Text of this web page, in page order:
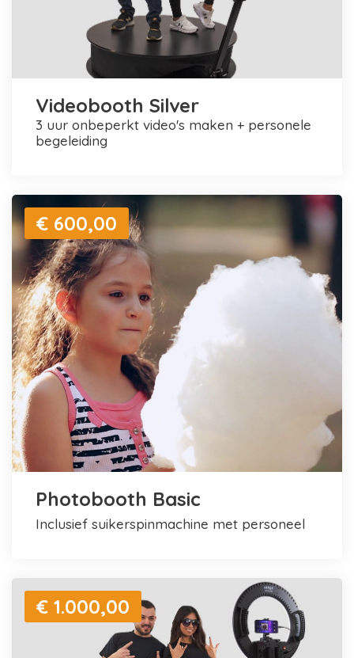
Videobooth Silver
3 uur onbeperkt video's maken + personele
begeleiding
€ 600,00
Photobooth Basic
inclusief suikerspinmachine met personeel
€ 1.000,00